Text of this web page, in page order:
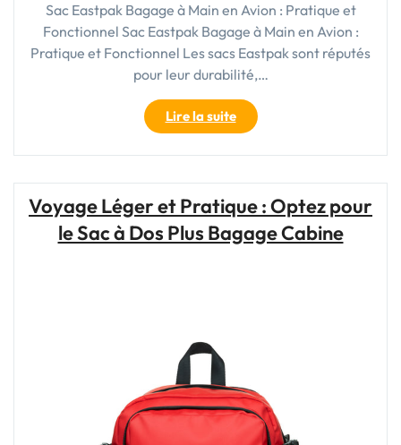
Sac Eastpak Bagage à Main en Avion : Pratique et
Fonctionnel Sac Eastpak Bagage à Main en Avion :
Pratique et Fonctionnel Les sacs Eastpak sont réputés
pour leur durabilité,…
Lire la suite"Le
Sac
Eastpak
Bagage
à
Voyage Léger et Pratique : Optez pour
le Sac à Dos Plus Bagage Cabine